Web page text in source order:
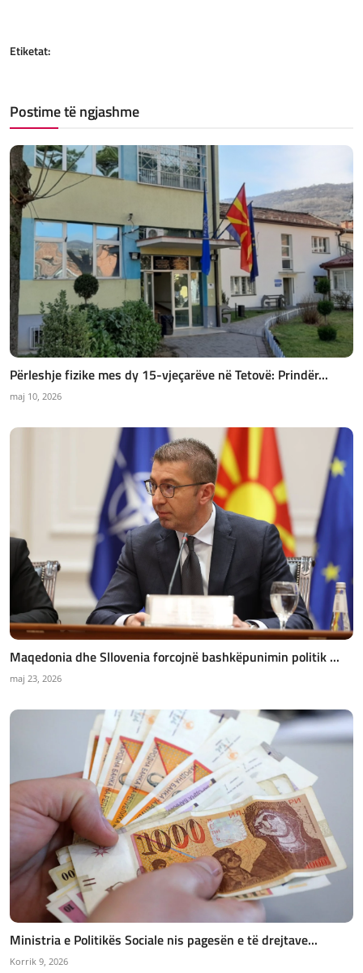
Etiketat:
Postime të ngjashme
Përleshje fizike mes dy 15-vjeçarëve në Tetovë: Prindër...
maj 10, 2026
Maqedonia dhe Sllovenia forcojnë bashkëpunimin politik ...
maj 23, 2026
Ministria e Politikës Sociale nis pagesën e të drejtave...
Korrik 9, 2026